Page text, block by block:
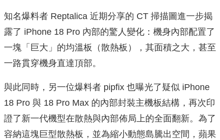
知名爆料者 Reptalica 近期分享的 CT 掃描圖進一步揭
露了 iPhone 18 Pro 內部的驚人變化：機身內部配置了
一塊「巨大」的均溫板（散熱板），其面積之大，甚至
一路貫穿機身直達頂部。
與此同時，另一位爆料者 pipfix 也曝光了疑似 iPhone
18 Pro 與 18 Pro Max 的內部封裝主機板結構，再次印
證了新一代機型在散熱與內部佈局上的全面翻新。為了
容納這塊巨型散熱板，並為縮小動態島騰出空間，蘋果